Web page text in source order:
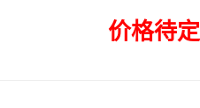
价格待定